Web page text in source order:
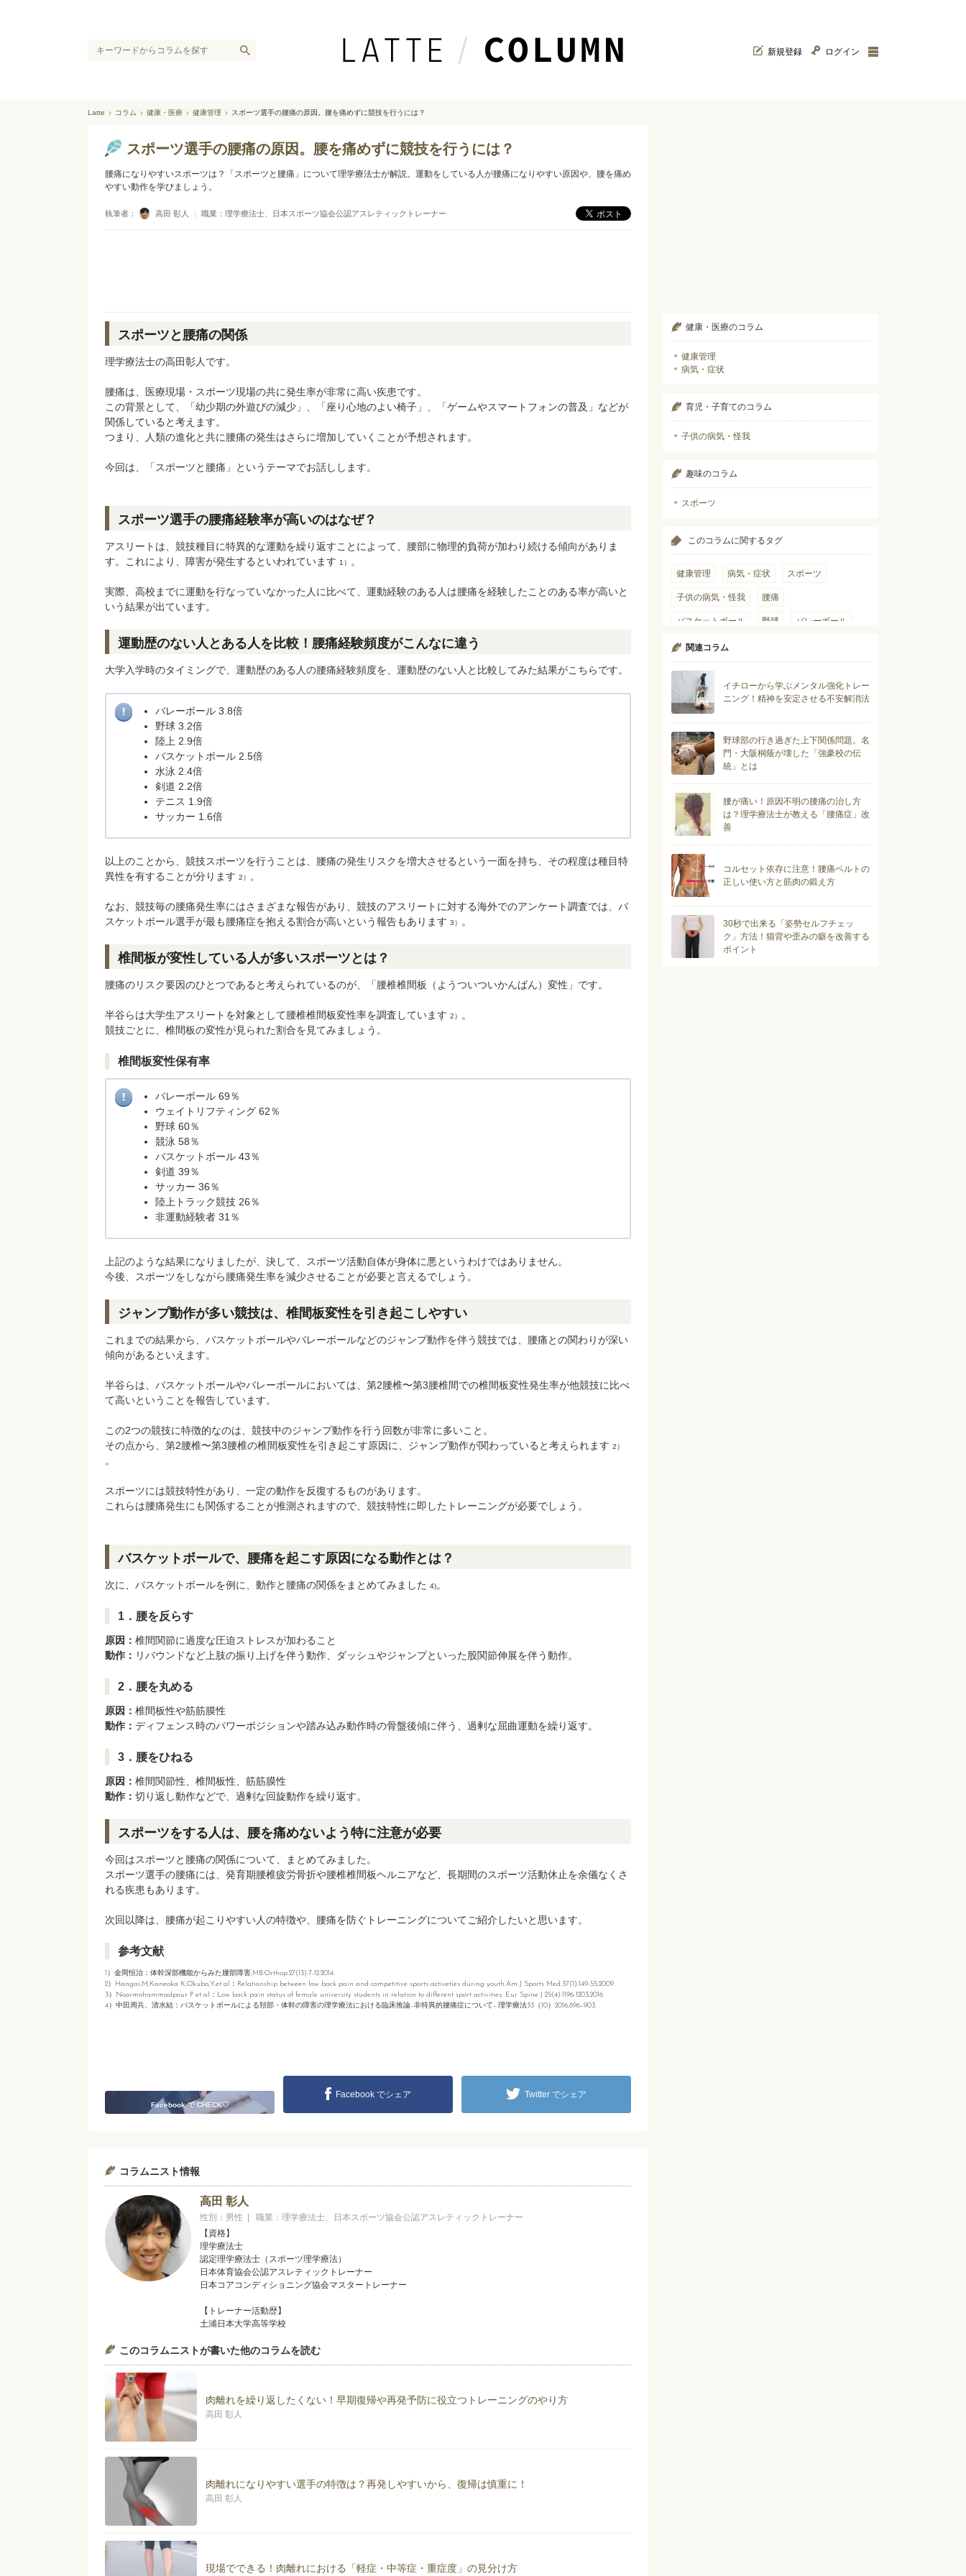
新規登録 ログイン
Latte コラム 健康・医療 健康管理 スポーツ選手の腰痛の原因。腰を痛めずに競技を行うには？
スポーツ選手の腰痛の原因。腰を痛めずに競技を行うには？
腰痛になりやすいスポーツは？「スポーツと腰痛」について理学療法士が解説。運動をしている人が腰痛になりやすい原因や、腰を痛め
やすい動作を学びましょう。
執筆者： 高田 彰人 ｜ 職業：理学療法士、日本スポーツ協会公認アスレティックトレーナー
スポーツと腰痛の関係
理学療法士の高田彰人です。
腰痛は、医療現場・スポーツ現場の共に発生率が非常に高い疾患です。
この背景として、「幼少期の外遊びの減少」、「座り心地のよい椅子」、「ゲームやスマートフォンの普及」などが
関係していると考えます。
つまり、人類の進化と共に腰痛の発生はさらに増加していくことが予想されます。
今回は、「スポーツと腰痛」というテーマでお話しします。
スポーツ選手の腰痛経験率が高いのはなぜ？
アスリートは、競技種目に特異的な運動を繰り返すことによって、腰部に物理的負荷が加わり続ける傾向がありま
す。これにより、障害が発生するといわれています 1） 。
実際、高校までに運動を行なっていなかった人に比べて、運動経験のある人は腰痛を経験したことのある率が高いと
いう結果が出ています。
運動歴のない人とある人を比較！腰痛経験頻度がこんなに違う
大学入学時のタイミングで、運動歴のある人の腰痛経験頻度を、運動歴のない人と比較してみた結果がこちらです。
バレーボール 3.8倍
野球 3.2倍
陸上 2.9倍
バスケットボール 2.5倍
水泳 2.4倍
剣道 2.2倍
テニス 1.9倍
サッカー 1.6倍
以上のことから、競技スポーツを行うことは、腰痛の発生リスクを増大させるという一面を持ち、その程度は種目特
異性を有することが分ります 2） 。
なお、競技毎の腰痛発生率にはさまざまな報告があり、競技のアスリートに対する海外でのアンケート調査では、バ
スケットボール選手が最も腰痛症を抱える割合が高いという報告もあります 3） 。
椎間板が変性している人が多いスポーツとは？
腰痛のリスク要因のひとつであると考えられているのが、「腰椎椎間板（ようついついかんばん）変性」です。
半谷らは大学生アスリートを対象として腰椎椎間板変性率を調査しています 2）
。
競技ごとに、椎間板の変性が見られた割合を見てみましょう。
椎間板変性保有率
バレーボール 69％
ウェイトリフティング 62％
野球 60％
競泳 58％
バスケットボール 43％
剣道 39％
サッカー 36％
陸上トラック競技 26％
非運動経験者 31％
上記のような結果になりましたが、決して、スポーツ活動自体が身体に悪というわけではありません。
今後、スポーツをしながら腰痛発生率を減少させることが必要と言えるでしょう。
ジャンプ動作が多い競技は、椎間板変性を引き起こしやすい
これまでの結果から、バスケットボールやバレーボールなどのジャンプ動作を伴う競技では、腰痛との関わりが深い
傾向があるといえます。
半谷らは、バスケットボールやバレーボールにおいては、第2腰椎〜第3腰椎間での椎間板変性発生率が他競技に比べ
て高いということを報告しています。
この2つの競技に特徴的なのは、競技中のジャンプ動作を行う回数が非常に多いこと。
その点から、第2腰椎〜第3腰椎の椎間板変性を引き起こす原因に、ジャンプ動作が関わっていると考えられます 2）
。
スポーツには競技特性があり、一定の動作を反復するものがあります。
これらは腰痛発生にも関係することが推測されますので、競技特性に即したトレーニングが必要でしょう。
バスケットボールで、腰痛を起こす原因になる動作とは？
次に、バスケットボールを例に、動作と腰痛の関係をまとめてみました 4)。
1．腰を反らす
原因： 椎間関節に過度な圧迫ストレスが加わること
動作： リバウンドなど上肢の振り上げを伴う動作、ダッシュやジャンプといった股関節伸展を伴う動作。
2．腰を丸める
原因： 椎間板性や筋筋膜性
動作： ディフェンス時のパワーポジションや踏み込み動作時の骨盤後傾に伴う、過剰な屈曲運動を繰り返す。
3．腰をひねる
原因： 椎間関節性、椎間板性、筋筋膜性
動作： 切り返し動作などで、過剰な回旋動作を繰り返す。
スポーツをする人は、腰を痛めないよう特に注意が必要
今回はスポーツと腰痛の関係について、まとめてみました。
スポーツ選手の腰痛には、発育期腰椎疲労骨折や腰椎椎間板ヘルニアなど、長期間のスポーツ活動休止を余儀なくさ
れる疾患もあります。
次回以降は、腰痛が起こりやすい人の特徴や、腰痛を防ぐトレーニングについてご紹介したいと思います。
参考文献
1）金岡恒治：体幹深部機能からみた腰部障害,MB.Orthop.27(13):7-12.2014.
2）Hangai,M,Kaneoka K,Okubo,Y.et al：Relationship between low back pain and competitive sports activeties during youth.Am J Sports Med.37(1):149-55,2009.
3）Noormohammadpour P et al：Low back pain status of female university students in relation to different sport activities. Eur Spine J 25(4):1196-1203,2016.
4）中田周兵、清水結：バスケットボールによる頚部・体幹の障害の理学療法における臨床推論–非特異的腰痛症について–.理学療法33（10）2016,896–903.
Facebook で CHECK♡
Facebook でシェア Twitter でシェア
コラムニスト情報
高田 彰人
性別：男性 | 職業：理学療法士、日本スポーツ協会公認アスレティックトレーナー
【資格】
理学療法士
認定理学療法士（スポーツ理学療法）
日本体育協会公認アスレティックトレーナー
日本コアコンディショニング協会マスタートレーナー
【トレーナー活動歴】
土浦日本大学高等学校
茨城県立取手第二高等学校 男子バスケットボール部
茨城県少年男子国体バスケットボールチーム
【研究分野】
体幹機能
【所属学会】
日本理学療法士協会
日本臨床スポーツ医学会
【コンセプト】
このコラムニストが書いた他のコラムを読む
肉離れを繰り返したくない！早期復帰や再発予防に役立つトレーニングのやり方
高田 彰人
肉離れになりやすい選手の特徴は？再発しやすいから、復帰は慎重に！
高田 彰人
現場でできる！肉離れにおける「軽症・中等症・重症度」の見分け方
健康・医療のコラム
健康管理
病気・症状
育児・子育てのコラム
子供の病気・怪我
趣味のコラム
スポーツ
このコラムに関するタグ
健康管理 病気・症状 スポーツ
子供の病気・怪我 腰痛
バスケットボール 野球 バレーボール
関連コラム
イチローから学ぶメンタル強化トレー
ニング！精神を安定させる不安解消法
野球部の行き過ぎた上下関係問題。名
門・大阪桐蔭が壊した「強豪校の伝
統」とは
腰が痛い！原因不明の腰痛の治し方
は？理学療法士が教える「腰痛症」改
善
コルセット依存に注意！腰痛ベルトの
正しい使い方と筋肉の鍛え方
30秒で出来る「姿勢セルフチェッ
ク」方法！猫背や歪みの癖を改善する
ポイント